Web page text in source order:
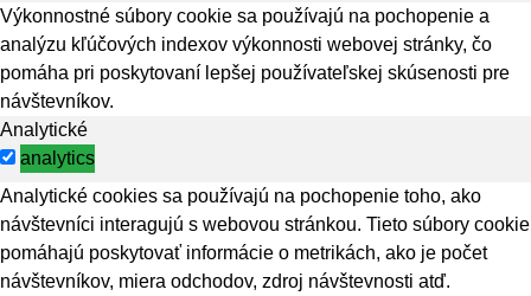
Výkonnostné súbory cookie sa používajú na pochopenie a
analýzu kľúčových indexov výkonnosti webovej stránky, čo
pomáha pri poskytovaní lepšej používateľskej skúsenosti pre
návštevníkov.
Analytické
analytics
Analytické cookies sa používajú na pochopenie toho, ako
návštevníci interagujú s webovou stránkou. Tieto súbory cookie
pomáhajú poskytovať informácie o metrikách, ako je počet
návštevníkov, miera odchodov, zdroj návštevnosti atď.